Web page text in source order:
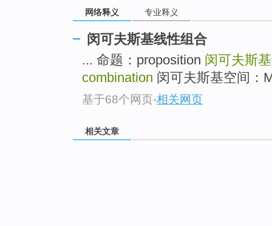
网络释义 专业释义
闵可夫斯基线性组合
... 命题：proposition 闵可夫斯
combination 闵可夫斯基空间：
基于68个网页-相关网页
相关文章